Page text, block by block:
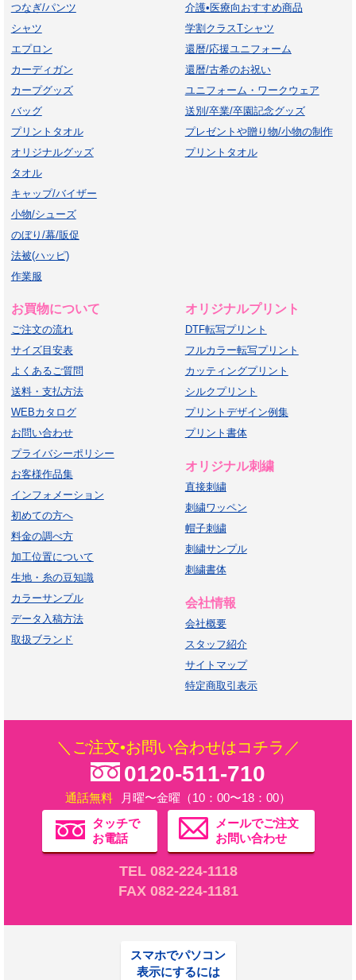
つなぎ/パンツ
シャツ
エプロン
カーディガン
カープグッズ
バッグ
プリントタオル
オリジナルグッズ
タオル
キャップ/バイザー
小物/シューズ
のぼり/幕/販促
法被(ハッピ)
作業服
介護•医療向おすすめ商品
学割クラスTシャツ
還暦/応援ユニフォーム
還暦/古希のお祝い
ユニフォーム・ワークウェア
送別/卒業/卒園記念グッズ
プレゼントや贈り物/小物の制作
プリントタオル
お買物について
ご注文の流れ
サイズ目安表
よくあるご質問
送料・支払方法
WEBカタログ
お問い合わせ
プライバシーポリシー
お客様作品集
インフォメーション
初めての方へ
料金の調べ方
加工位置について
生地・糸の豆知識
カラーサンプル
データ入稿方法
取扱ブランド
オリジナルプリント
DTF転写プリント
フルカラー転写プリント
カッティングプリント
シルクプリント
プリントデザイン例集
プリント書体
オリジナル刺繍
直接刺繍
刺繍ワッペン
帽子刺繍
刺繍サンプル
刺繍書体
会社情報
会社概要
スタッフ紹介
サイトマップ
特定商取引表示
＼ご注文•お問い合わせはコチラ／
0120-511-710
通話無料
月曜〜金曜（10：00〜18：00）
タッチで
お電話
メールでご注文
お問い合わせ
TEL 082-224-1118
FAX 082-224-1181
スマホでパソコン
表示にするには